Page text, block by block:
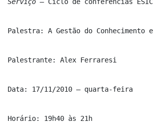
Palestra: A Gestão do Conhecimento
Palestrante: Alex Ferraresi
Data: 17/11/2010 – quarta-feira
Horário: 19h40 às 21h